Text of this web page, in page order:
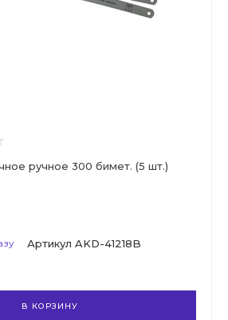
ручное 300 бимет. (5 шт.)
Артикул AKD-41218B
В КОРЗИНУ